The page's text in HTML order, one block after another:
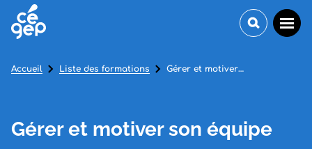
Gérer et motiver son équipe
Accueil Liste des formations Gérer et motiver son équipe